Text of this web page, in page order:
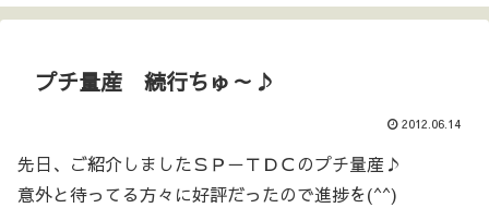
プチ量産 続行ちゅ～♪
2012.06.14
先日、ご紹介しましたＳＰ－ＴＤＣのプチ量産♪
意外と待ってる方々に好評だったので進捗を(^^)